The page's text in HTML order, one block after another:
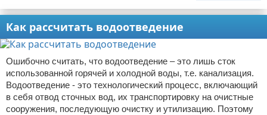
Как рассчитать водоотведение
Ошибочно считать, что водоотведение – это лишь сток
использованной горячей и холодной воды, т.е. канализация.
Водоотведение - это технологический процесс, включающий
в себя отвод сточных вод, их транспортировку на очистные
сооружения, последующую очистку и утилизацию. Поэтому